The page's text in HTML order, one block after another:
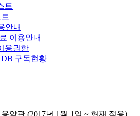
트
안내
이용안내
용권한
구독현황
약관 (2017년 1월 1일 ~ 현재 적용)